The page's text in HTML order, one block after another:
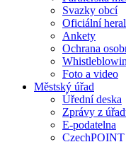
Svazky obcí
Oficiální
Ankety
Ochrana
Foto a video
Městský úřad
Úřední deska
Zprávy z
E-podatelna
CzechPOINT